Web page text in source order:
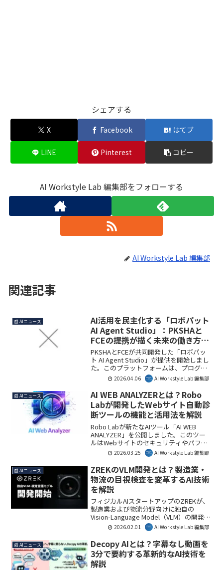
シェアする
X Facebook はてブ
LINE Pinterest コピー
AI Workstyle Lab 編集部をフォローする
AI Workstyle Lab 編集部
関連記事
📰 AIニュース
AI活用を民主化する「ロボパット
AI Agent Studio」：PKSHAと
FCEの提携が描く未来の働き方と
は
PKSHAとFCEが共同開発した「ロボパッ
ト AI Agent Studio」が提供を開始しまし
た。このプラットフォームは、プログラ
ミング知識不要で現場担当者がAIエージ
ェントを作成・実行できるため、業務自
動化の範囲を非定型業務まで拡大し、AI
による自律的な業務変革を加速させま
す。AI Workstyle Lab編集部では、これに
より多くの企業でAI活用が民主化され、
生産性向上が期待されると注目していま
す。
2026.04.06 AI Workstyle Lab 編集部
📰 AIニュース
AI WEB ANALYZERとは？Robo
Labが開発したWebサイト自動診
断ツールの機能と活用法を解説
Robo Labが新たなAIツール「AI WEB
ANALYZER」を公開しました。このツー
ルはWebサイトのセキュリティやパフォ
ーマンスの問題を数分で自動診断し、企
業や個人のデジタル環境改善に貢献しま
す。本記事では、その機能とRobo Co-op
の取り組みをAI Workstyle Lab編集部が解
説します。
2026.03.25 AI Workstyle Lab 編集部
📰 AIニュース
ZREKのVLM開発とは？製造業・
物流の目視検査を変革するAI技術
を解説
フィジカルAIスタートアップのZREKが、
製造業および物流分野向けに独自の
Vision-Language Model（VLM）の開発を
開始しました。本記事では、このVLMが
従来の画像認識とどう異なるのか、そし
て製造現場や物流現場にどのような変革
をもたらすのかを詳しく解説します。
2026.02.01 AI Workstyle Lab 編集部
📰 AIニュース
Decopy AIとは？字幕なし動画を
3分で要約する革新的なAI技術を
解説